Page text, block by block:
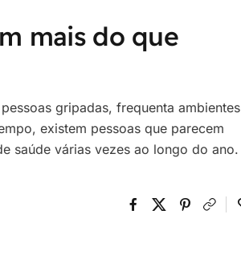
mais do que
gripadas, frequenta ambientes
existem pessoas que parecem
saúde várias vezes ao longo do ano.